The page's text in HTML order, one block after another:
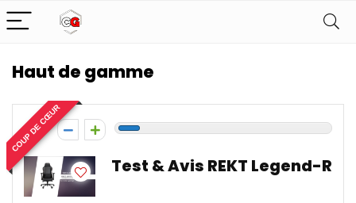
Haut de gamme
COUP DE CŒUR
-1
Test & Avis REKT Legend-R